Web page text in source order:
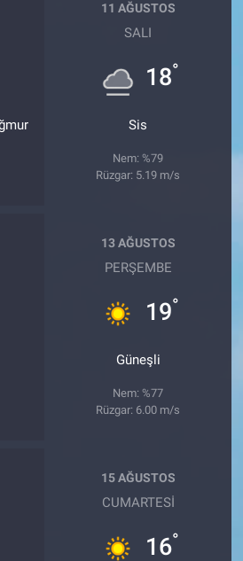
11 AĞUSTOS
SALI
18°
Sis
Nem: %79
Rüzgar: 5.19 m/s
13 AĞUSTOS
PERŞEMBE
19°
Güneşli
Nem: %77
Rüzgar: 6.00 m/s
15 AĞUSTOS
CUMARTESI
16°